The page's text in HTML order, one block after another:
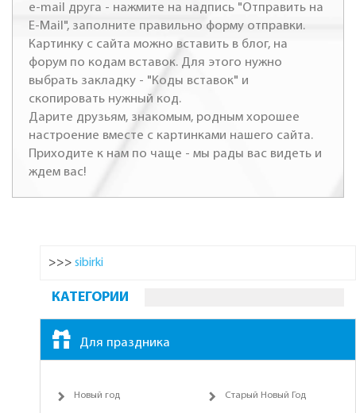
e-mail друга - нажмите на надпись "Отправить на
E-Mail", заполните правильно форму отправки.
Картинку с сайта можно вставить в блог, на
форум по кодам вставок. Для этого нужно
выбрать закладку - "Коды вставок" и
скопировать нужный код.
Дарите друзьям, знакомым, родным хорошее
настроение вместе с картинками нашего сайта.
Приходите к нам по чаще - мы рады вас видеть и
ждем вас!
>>> sibirki
КАТЕГОРИИ
Для праздника
Новый год Старый Новый Год